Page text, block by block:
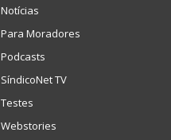
Notícias
Para Moradores
Podcasts
SíndicoNet TV
Testes
Webstories